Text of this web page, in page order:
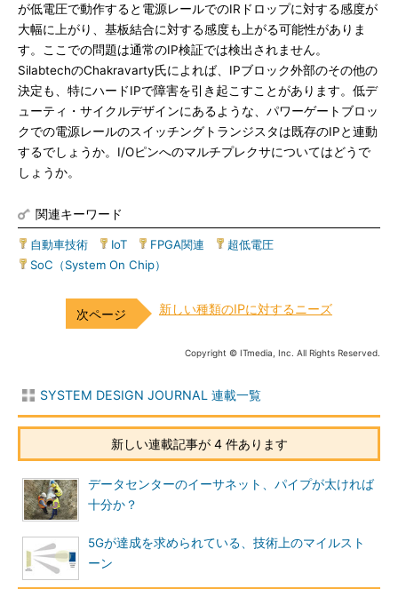
が低電圧で動作すると電源レールでのIRドロップに対する感度が
大幅に上がり、基板結合に対する感度も上がる可能性がありま
す。ここでの問題は通常のIP検証では検出されません。
SilabtechのChakravarty氏によれば、IPブロック外部のその他の
決定も、特にハードIPで障害を引き起こすことがあります。低デ
ューティ・サイクルデザインにあるような、パワーゲートブロッ
クでの電源レールのスイッチングトランジスタは既存のIPと連動
するでしょうか。I/Oピンへのマルチプレクサについてはどうで
しょうか。
関連キーワード
自動車技術 IoT FPGA関連 超低電圧
SoC（System On Chip）
新しい種類のIPに対するニーズ
Copyright © ITmedia, Inc. All Rights Reserved.
SYSTEM DESIGN JOURNAL 連載一覧
新しい連載記事が 4 件あります
データセンターのイーサネット、パイプが太ければ
十分か？
5Gが達成を求められている、技術上のマイルスト
ーン